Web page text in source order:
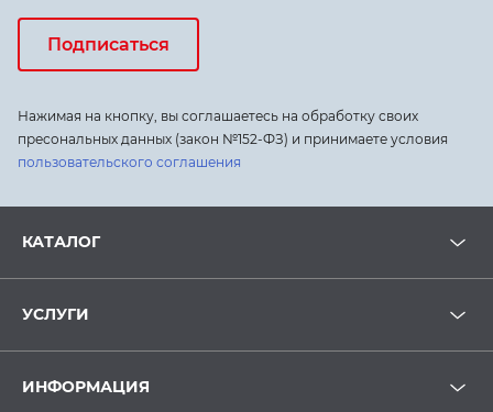
Подписаться
Нажимая на кнопку, вы соглашаетесь на обработку своих
пресональных данных (закон №152-ФЗ) и принимаете условия
пользовательского соглашения
КАТАЛОГ
УСЛУГИ
ИНФОРМАЦИЯ